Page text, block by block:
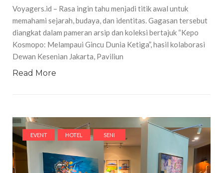
Voyagers.id – Rasa ingin tahu menjadi titik awal untuk
memahami sejarah, budaya, dan identitas. Gagasan tersebut
diangkat dalam pameran arsip dan koleksi bertajuk “Kepo
Kosmopo: Melampaui Gincu Dunia Ketiga”, hasil kolaborasi
Dewan Kesenian Jakarta, Paviliun
Read More
EVENT HOTEL SENI